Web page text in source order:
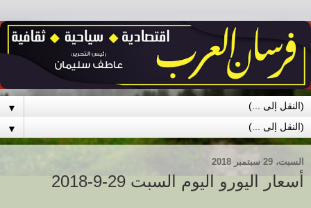
▼
▼
السبت، 29 سبتمبر 2018
أسعار اليورو اليوم السبت 29-9-2018